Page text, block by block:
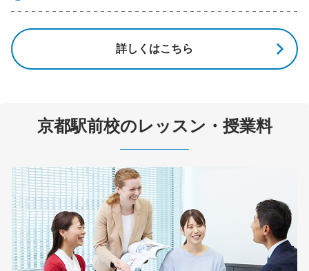
詳しくはこちら
京都駅前校のレッスン・授業料